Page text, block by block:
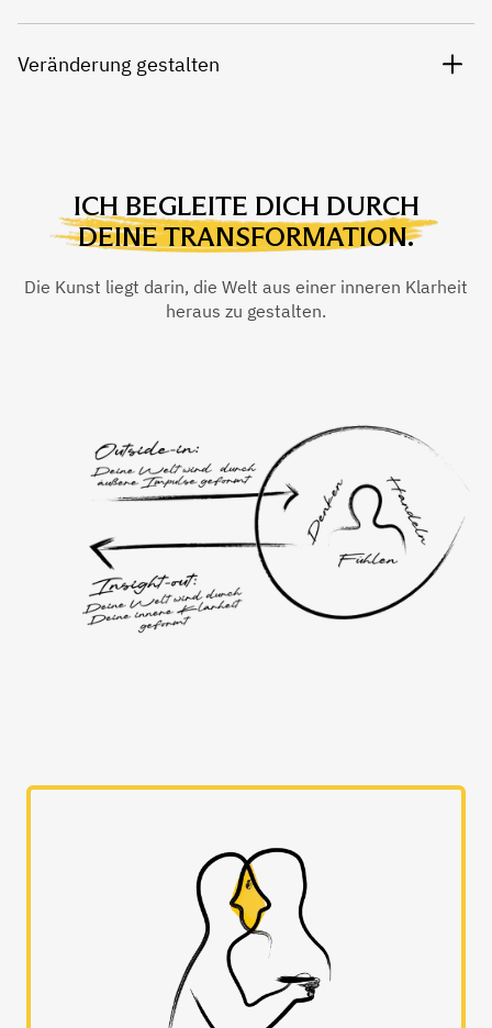
Veränderung gestalten
ICH BEGLEITE DICH DURCH
DEINE TRANSFORMATION.
Die Kunst liegt darin, die Welt aus einer inneren Klarheit
heraus zu gestalten.